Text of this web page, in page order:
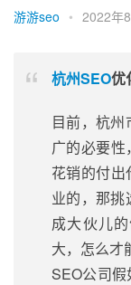
游游seo • 2022年
杭州SEO优
目前，杭
广的必要
花销的付
业的，那挑
成大伙儿
大，怎么才
SEO公司